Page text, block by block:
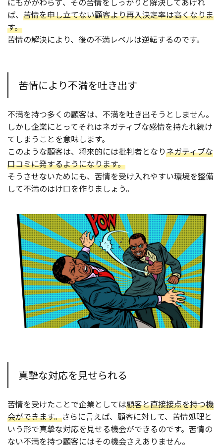
ば、 苦情を申し立てない顧客より再入決定率は高くなりま
す。
苦情の解決により、後の不満レベルは逆転するのです。
苦情により不満を吐き出す
不満を持つ多くの顧客は、不満を吐き出そうとしません。
しかし企業にとってそれはネガティブな感情を持たれ続け
てしまうことを意味します。
このような顧客は、将来的には批判者となりネガティブな
口コミに発するようになります。
そうさせないためにも、苦情を受け入れやすい環境を整備
して不満のはけ口を作りましょう。
真摯な対応を見せられる
苦情を受けたことで企業としては顧客と直接接点を持つ機
会ができます。さらに言えば、顧客に対して、苦情処理と
いう形で真摯な対応を見せる機会ができるのです。苦情の
ない不満を持つ顧客にはその機会さえありません。